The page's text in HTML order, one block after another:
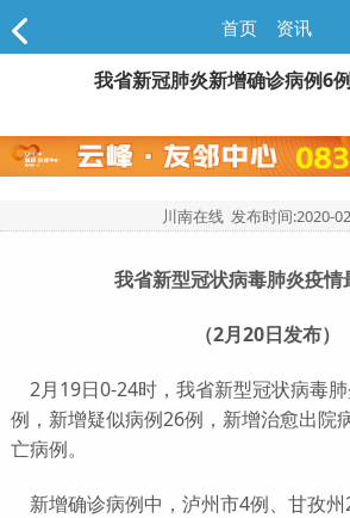
首页 资讯
我省新冠肺炎新增确诊病例6
川南在线 发布时间:2020-
我省新型冠状病毒肺炎疫情
（2月20日发布）
2月19日0-24时，我省新型冠状病毒
例，新增疑似病例26例，新增治愈出院
亡病例。
新增确诊病例中，泸州市4例、甘孜州2